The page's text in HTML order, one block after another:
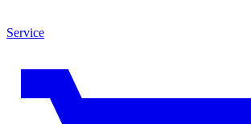
Service